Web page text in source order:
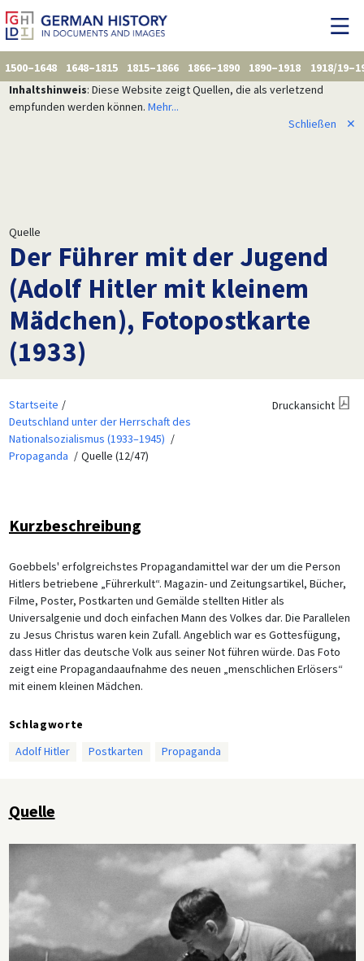
1500–1648 1648–1815 1815–1866 1866–1890 1890–1918
1918/
Inhaltshinweis: Diese Website zeigt Quellen, die als verletzend
empfunden werden können. Mehr...
Schließen
✕
Quelle
Der Führer mit der Jugend
(Adolf Hitler mit kleinem
Mädchen), Fotopostkarte
(1933)
Startseite
Deutschland unter der Herrschaft des
Nationalsozialismus (1933–1945)
Propaganda
Quelle (12/47)
Druckansicht
Kurzbeschreibung
Goebbels' erfolgreichstes Propagandamittel war der um die Person
Hitlers betriebene „Führerkult“. Magazin- und Zeitungsartikel, Bücher,
Filme, Poster, Postkarten und Gemälde stellten Hitler als
Universalgenie und doch einfachen Mann des Volkes dar. Die Parallelen
zu Jesus Christus waren kein Zufall. Angeblich war es Gottesfügung,
dass Hitler das deutsche Volk aus seiner Not führen würde. Das Foto
zeigt eine Propagandaaufnahme des neuen „menschlichen Erlösers“
mit einem kleinen Mädchen.
Schlagworte
Adolf Hitler
Postkarten Propaganda
Quelle